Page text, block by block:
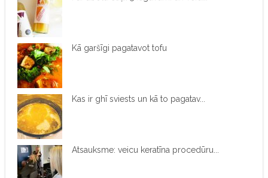
Kā garšīgi pagatavot tofu
Kas ir ghī sviests un kā to pagatav...
Atsauksme: veicu keratīna procedūru...